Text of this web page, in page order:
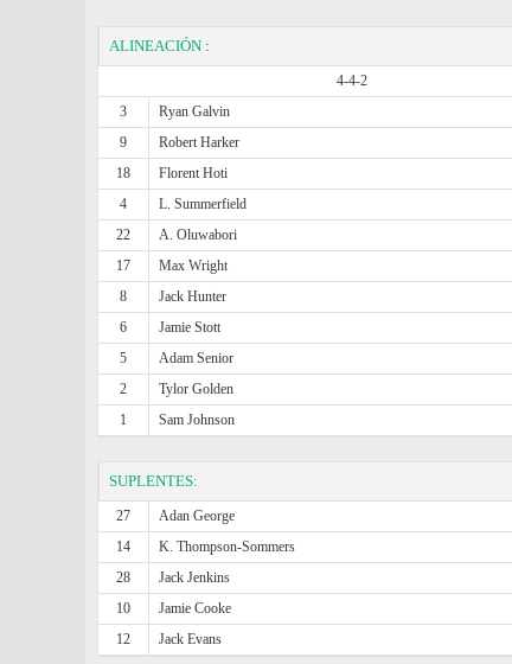
ALINEACIÓN :
4-4-2
3
Ryan Galvin
9
Robert Harker
18
Florent Hoti
4
L. Summerfield
22
A. Oluwabori
17
Max Wright
8
Jack Hunter
6
Jamie Stott
5
Adam Senior
2
Tylor Golden
1
Sam Johnson
SUPLENTES:
27 Adan George
14
K. Thompson-Sommers
28
Jack Jenkins
10
Jamie Cooke
12
Jack Evans